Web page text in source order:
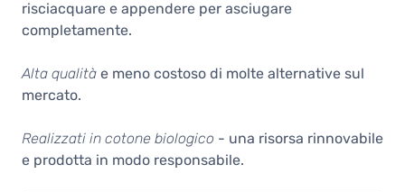
risciacquare e appendere per asciugare
completamente.
Alta qualità e meno costoso di molte alternative sul
mercato.
Realizzati in cotone biologico - una risorsa rinnovabile
e prodotta in modo responsabile.